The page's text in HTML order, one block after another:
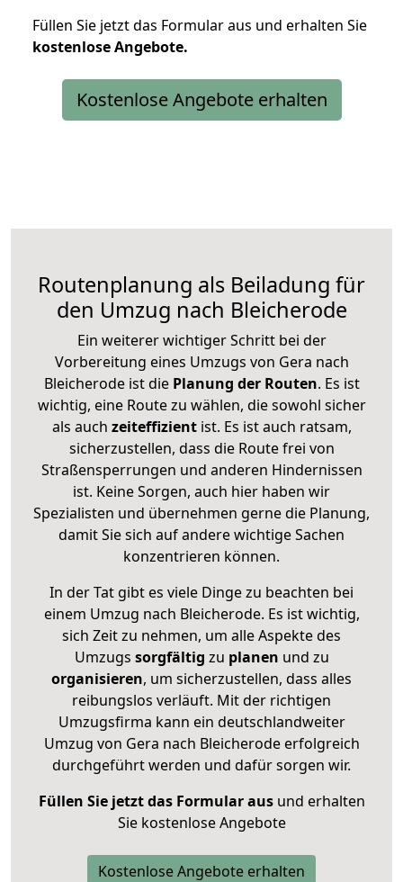
Füllen Sie jetzt das Formular aus und erhalten Sie
kostenloseAngebote.
Kostenlose Angebote erhalten
Routenplanung als Beiladung für
den Umzug nach Bleicherode
Ein weiterer wichtiger Schritt bei der
Vorbereitung eines Umzugs von Gera nach
Bleicherode ist diePlanung der Routen. Es ist
wichtig, eine Route zu wählen, die sowohl sicher
als auch zeiteffizientist. Es ist auch ratsam,
sicherzustellen, dass die Route frei von
Straßensperrungen und anderen Hindernissen
ist. Keine Sorgen, auch hier haben wir
Spezialisten und übernehmen gerne die Planung,
damit Sie sich auf andere wichtige Sachen
konzentrieren können.
In der Tat gibt es viele Dinge zu beachten bei
einem Umzug nach Bleicherode. Es ist wichtig,
sich Zeit zu nehmen, um alle Aspekte des
Umzugs sorgfältig zu planen und zu
organisieren, um sicherzustellen, dass alles
reibungslos verläuft. Mit der richtigen
Umzugsfirma kann ein deutschlandweiter
Umzug von Gera nach Bleicherode erfolgreich
durchgeführt werden und dafür sorgen wir.
Füllen Sie jetzt das Formular ausund erhalten
Sie kostenlose Angebote
Kostenlose Angebote erhalten